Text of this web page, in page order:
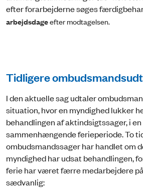
efter forarbejderne søges
arbejdsdageefter modtagelsen.
Tidligere
I den aktuelle sag udtaler
situation, hvor en myndighed lukker
behandlingen af aktindsigtssager, i
sammenhængende ferieperiode. To
ombudsmandssager har handlet om
myndighed har udsat behandlingen,
ferie har været færre medarbejdere
sædvanlig: